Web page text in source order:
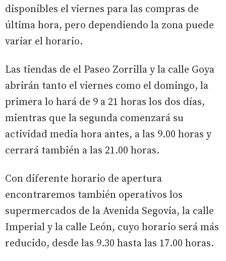
disponibles el viernes para las compras de
última hora, pero dependiendo la zona puede
variar el horario.
Las tiendas de el Paseo Zorrilla y la calle Goya
abrirán tanto el viernes como el domingo, la
primera lo hará de 9 a 21 horas los dos días,
mientras que la segunda comenzará su
actividad media hora antes, a las 9.00 horas y
cerrará también a las 21.00 horas.
Con diferente horario de apertura
encontraremos también operativos los
supermercados de la Avenida Segovia, la calle
Imperial y la calle León, cuyo horario será más
reducido, desde las 9.30 hasta las 17.00 horas.